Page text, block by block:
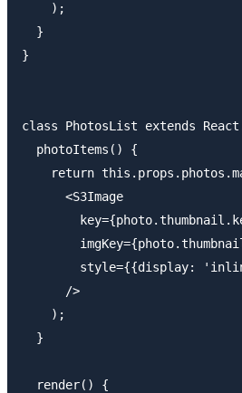
    );
  }
}
class PhotosList extends
  photoItems() {
return
      <S3Image
style={{display:
      />
    );
  }
  render() {